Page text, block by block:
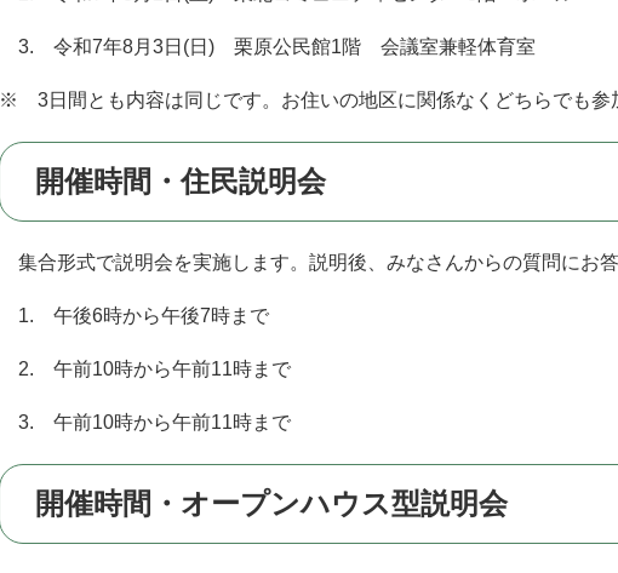
3. 令和7年8月3日(日) 栗原公民館1階 会議室兼軽体育室
※ 3日間とも内容は同じです。お住いの地区に関係なくどちらでも参
開催時間・住民説明会
集合形式で説明会を実施します。説明後、みなさんからの質問にお答
1. 午後6時から午後7時まで
2. 午前10時から午前11時まで
3. 午前10時から午前11時まで
開催時間・オープンハウス型説明会